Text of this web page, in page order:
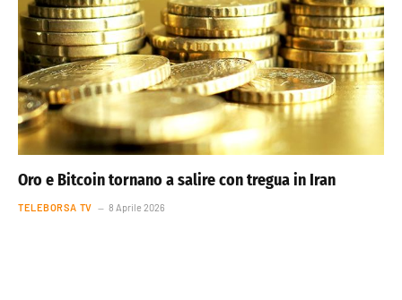
Oro e Bitcoin tornano a salire con tregua in Iran
TELEBORSA TV 8 Aprile 2026